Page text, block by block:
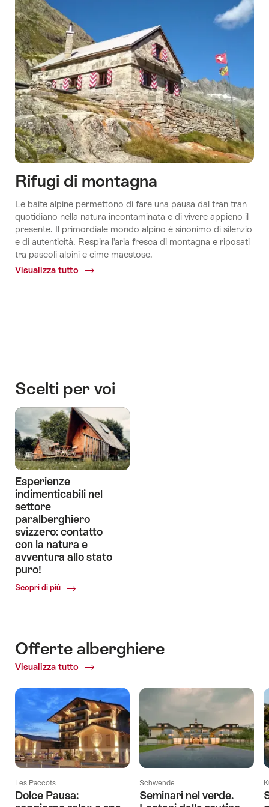
Rifugi di montagna
Le baite alpine permettono di fare una pausa dal tran tran
quotidiano nella natura incontaminata e di vivere appieno il
presente. Il primordiale mondo alpino è sinonimo di silenzio
e di autenticità. Respira l’aria fresca di montagna e riposati
tra pascoli alpini e cime maestose.
Visualizza tutto
Common.Of
Racconti
d'hotel
10
alberghi
per
la
gioventù
svizzeri
che
la
Gen
Z
amerà
Racconti
Una
notte
al
museo
Racconti d'hotel
Sogno
della
Mongolia
Racconti d'hotel
Misteriosi
sentieri
nascosti
La
sostenibilità
qui è
d’obbligo
Scelti per voi
Esperienze
indimenticabili nel
settore
paralberghiero
svizzero: contatto
con la natura e
avventura allo stato
puro!
Scopri di più
Common.Of
paralberghiero
svizzero:
contatto
la
natura
e
avventura
allo
stato
puro!
Offerte alberghiere
Visualizza tutto
Les Paccots
Dolce Pausa:
Schwende
Seminari nel verde.